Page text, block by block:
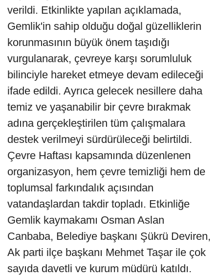
verildi. Etkinlikte yapılan açıklamada,
Gemlik'in sahip olduğu doğal güzelliklerin
korunmasının büyük önem taşıdığı
vurgulanarak, çevreye karşı sorumluluk
bilinciyle hareket etmeye devam edileceği
ifade edildi. Ayrıca gelecek nesillere daha
temiz ve yaşanabilir bir çevre bırakmak
adına gerçekleştirilen tüm çalışmalara
destek verilmeyi sürdürüleceği belirtildi.
Çevre Haftası kapsamında düzenlenen
organizasyon, hem çevre temizliği hem de
toplumsal farkındalık açısından
vatandaşlardan takdir topladı. Etkinliğe
Gemlik kaymakamı Osman Aslan
Canbaba, Belediye başkanı Şükrü Deviren,
Ak parti ilçe başkanı Mehmet Taşar ile çok
sayıda davetli ve kurum müdürü katıldı.